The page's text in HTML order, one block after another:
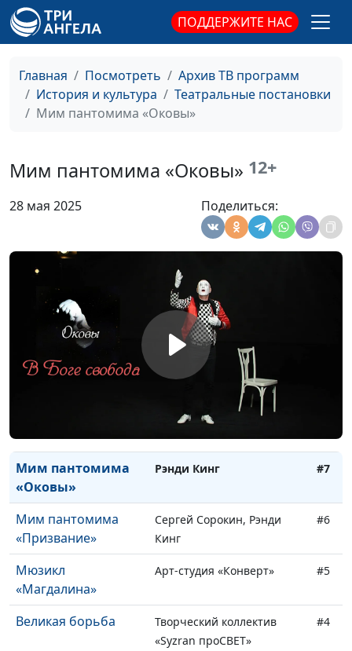
ПОДДЕРЖИТЕ НАС
Главная Посмотреть
Архив ТВ программ
История и культура
Театральные постановки
Мим пантомима «Оковы»
Мим пантомима «Оковы» 12+
28 мая 2025 Поделиться:
Мим пантомима
Мим пантомима
«Маска»
Сергей Сорокин, Рэнди
Кинг
Мим пантомима
Рэнди Кинг
«Мой плод»
Сергей Сорокин
Мим пантомима
«Оковы»
Рэнди Кинг #7
Мим пантомима
«Призвание»
Сергей Сорокин, Рэнди
Кинг
#6
Мюзикл
«Магдалина»
Арт-студия «Конверт» #5
Великая борьба
Творческий коллектив
«Syzran проСВЕТ»
#4